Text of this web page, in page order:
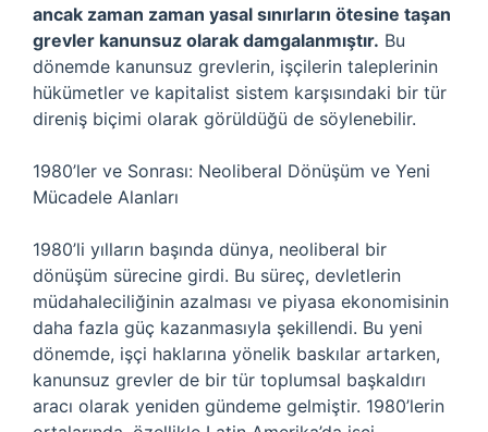
ancak zaman zaman yasal sınırların ötesine taşan
grevler kanunsuz olarak damgalanmıştır. Bu
dönemde kanunsuz grevlerin, işçilerin taleplerinin
hükümetler ve kapitalist sistem karşısındaki bir tür
direniş biçimi olarak görüldüğü de söylenebilir.
1980’ler ve Sonrası: Neoliberal Dönüşüm ve Yeni
Mücadele Alanları
1980’li yılların başında dünya, neoliberal bir
dönüşüm sürecine girdi. Bu süreç, devletlerin
müdahaleciliğinin azalması ve piyasa ekonomisinin
daha fazla güç kazanmasıyla şekillendi. Bu yeni
dönemde, işçi haklarına yönelik baskılar artarken,
kanunsuz grevler de bir tür toplumsal başkaldırı
aracı olarak yeniden gündeme gelmiştir. 1980’lerin